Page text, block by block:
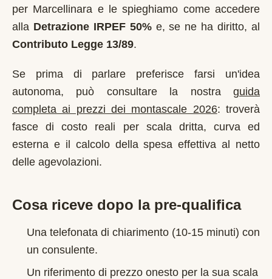
per Marcellinara e le spieghiamo come accedere
alla Detrazione IRPEF 50%e, se ne ha diritto, al
Contributo Legge 13/89.
Se prima di parlare preferisce farsi un'idea
autonoma, può consultare la nostra
guida
completa ai prezzi dei montascale 2026: troverà
fasce di costo reali per scala dritta, curva ed
esterna e il calcolo della spesa effettiva al netto
delle agevolazioni.
Cosa riceve dopo la pre-qualifica
Una telefonata di chiarimento (10-15 minuti) con
un consulente.
Un riferimento di prezzo onesto per la sua scala